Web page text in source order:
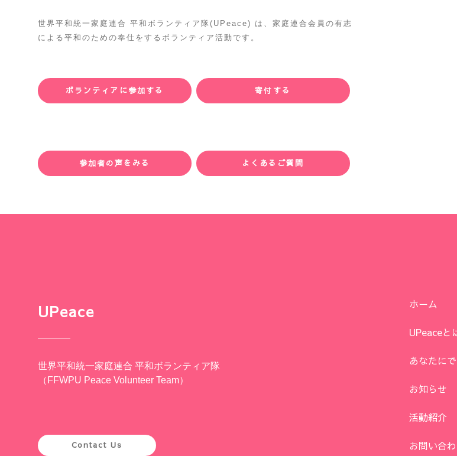
世界平和統一家庭連合 平和ボランティア隊(UPeace) は、家庭連合会員の有志
による平和のための奉仕をするボランティア活動です。
ボランティアに参加する 寄付する
参加者の声をみる よくあるご質問
UPeace
世界平和統一家庭連合 平和ボランティア隊
（FFWPU Peace Volunteer Team）
Contact Us
ホーム
UPeaceと
あなたに
お知らせ
活動紹介
お問い合